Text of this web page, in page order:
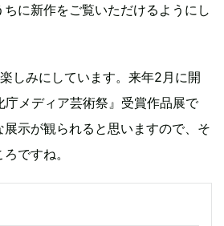
に新作をご覧いただけるようにし
しみにしています。来年2月に開
庁メディア芸術祭』受賞作品展で
展示が観られると思いますので、そ
ですね。